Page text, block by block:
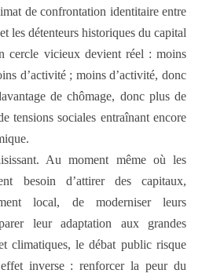
de confrontation identitaire entre
les détenteurs historiques du capital
cercle vicieux devient réel : moins
d’activité ; moins d’activité, donc
de chômage, donc plus de
tensions sociales entraînant encore
Au moment même où les
besoin d’attirer des capitaux,
local, de moderniser leurs
leur adaptation aux grandes
climatiques, le débat public risque
inverse : renforcer la peur du